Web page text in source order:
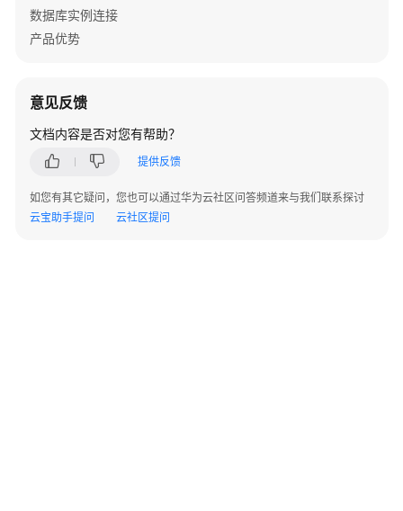
管
理
图
管
理
储
过
数据库实例连接
产品优势
意见反馈
文档内容是否对您有帮助？
提供反馈
如您有其它疑问，您也可以通过华为云社区问答频道来与我们联系探讨
云宝助手提问
云社区提问